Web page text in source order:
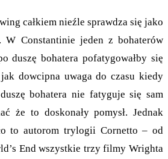
całkiem nieźle sprawdza się jako
W Constantinie jeden z bohaterów
duszę bohatera pofatygowałby się
dowcipna uwaga do czasu kiedy
bohatera nie fatyguje się sam
że to doskonały pomysł. Jednak
to autorom trylogii Cornetto – od
End wszystkie trzy filmy Wrighta